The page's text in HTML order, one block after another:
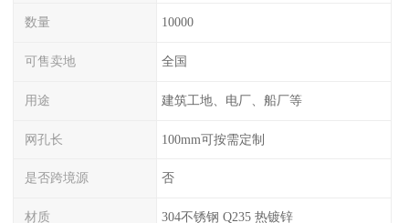
数量 10000
可售卖地 全国
用途 建筑工地、电厂、船厂等
网孔长 100mm可按需定制
是否跨境源 否
材质 304不锈钢 Q235 热镀锌